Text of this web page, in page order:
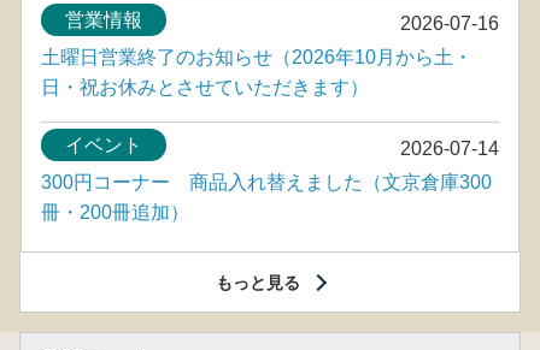
2026-07-16
営業情報
土曜日営業終了のお知らせ（2026年10月から土・
日・祝お休みとさせていただきます）
2026-07-14
イベント
300円コーナー 商品入れ替えました（文京倉庫300
冊・200冊追加）
もっと見る